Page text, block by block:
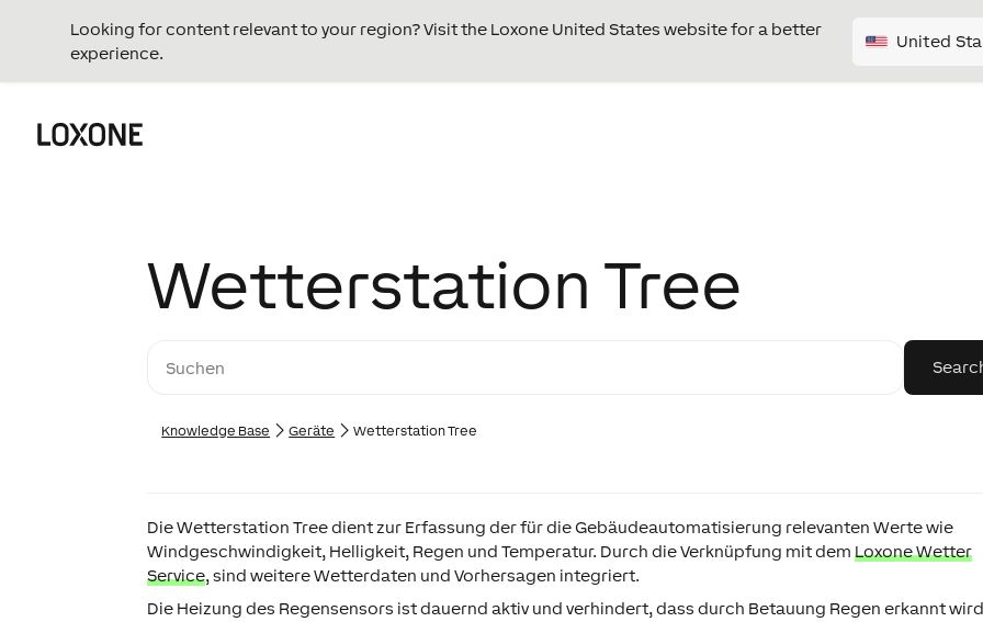
Looking for content relevant to your region? Visit the Loxone United States website for a better
experience.
United
Wetterstation Tree
Knowledge Base Geräte Wetterstation Tree
Die Wetterstation Tree dient zur Erfassung der für die Gebäudeautomatisierung relevanten Werte wie
Windgeschwindigkeit, Helligkeit, Regen und Temperatur. Durch die Verknüpfung mit demLoxone Wetter
Service, sind weitere Wetterdaten und Vorhersagen integriert.
Die Heizung des Regensensors ist dauernd aktiv und verhindert, dass durch Betauung Regen erkannt